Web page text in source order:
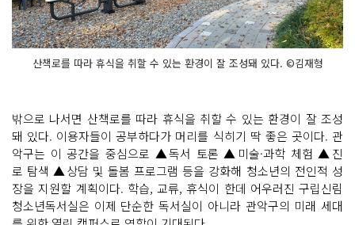
산책로를 따라 휴식을 취할 수 있는 환경이 잘 조성돼 있다. ©김재형
밖으로 나서면 산책로를 따라 휴식을 취할 수 있는 환경이 잘 조성
돼 있다. 이용자들이 공부하다가 머리를 식히기 딱 좋은 곳이다. 관
악구는 이 공간을 중심으로 ▲독서 토론 ▲미술·과학 체험 ▲진
로 탐색 ▲상담 및 돌봄 프로그램 등을 강화해 청소년의 전인적 성
장을 지원할 계획이다. 학습, 교류, 휴식이 한데 어우러진 구립신림
청소년독서실은 이제 단순한 독서실이 아니라 관악구의 미래 세대